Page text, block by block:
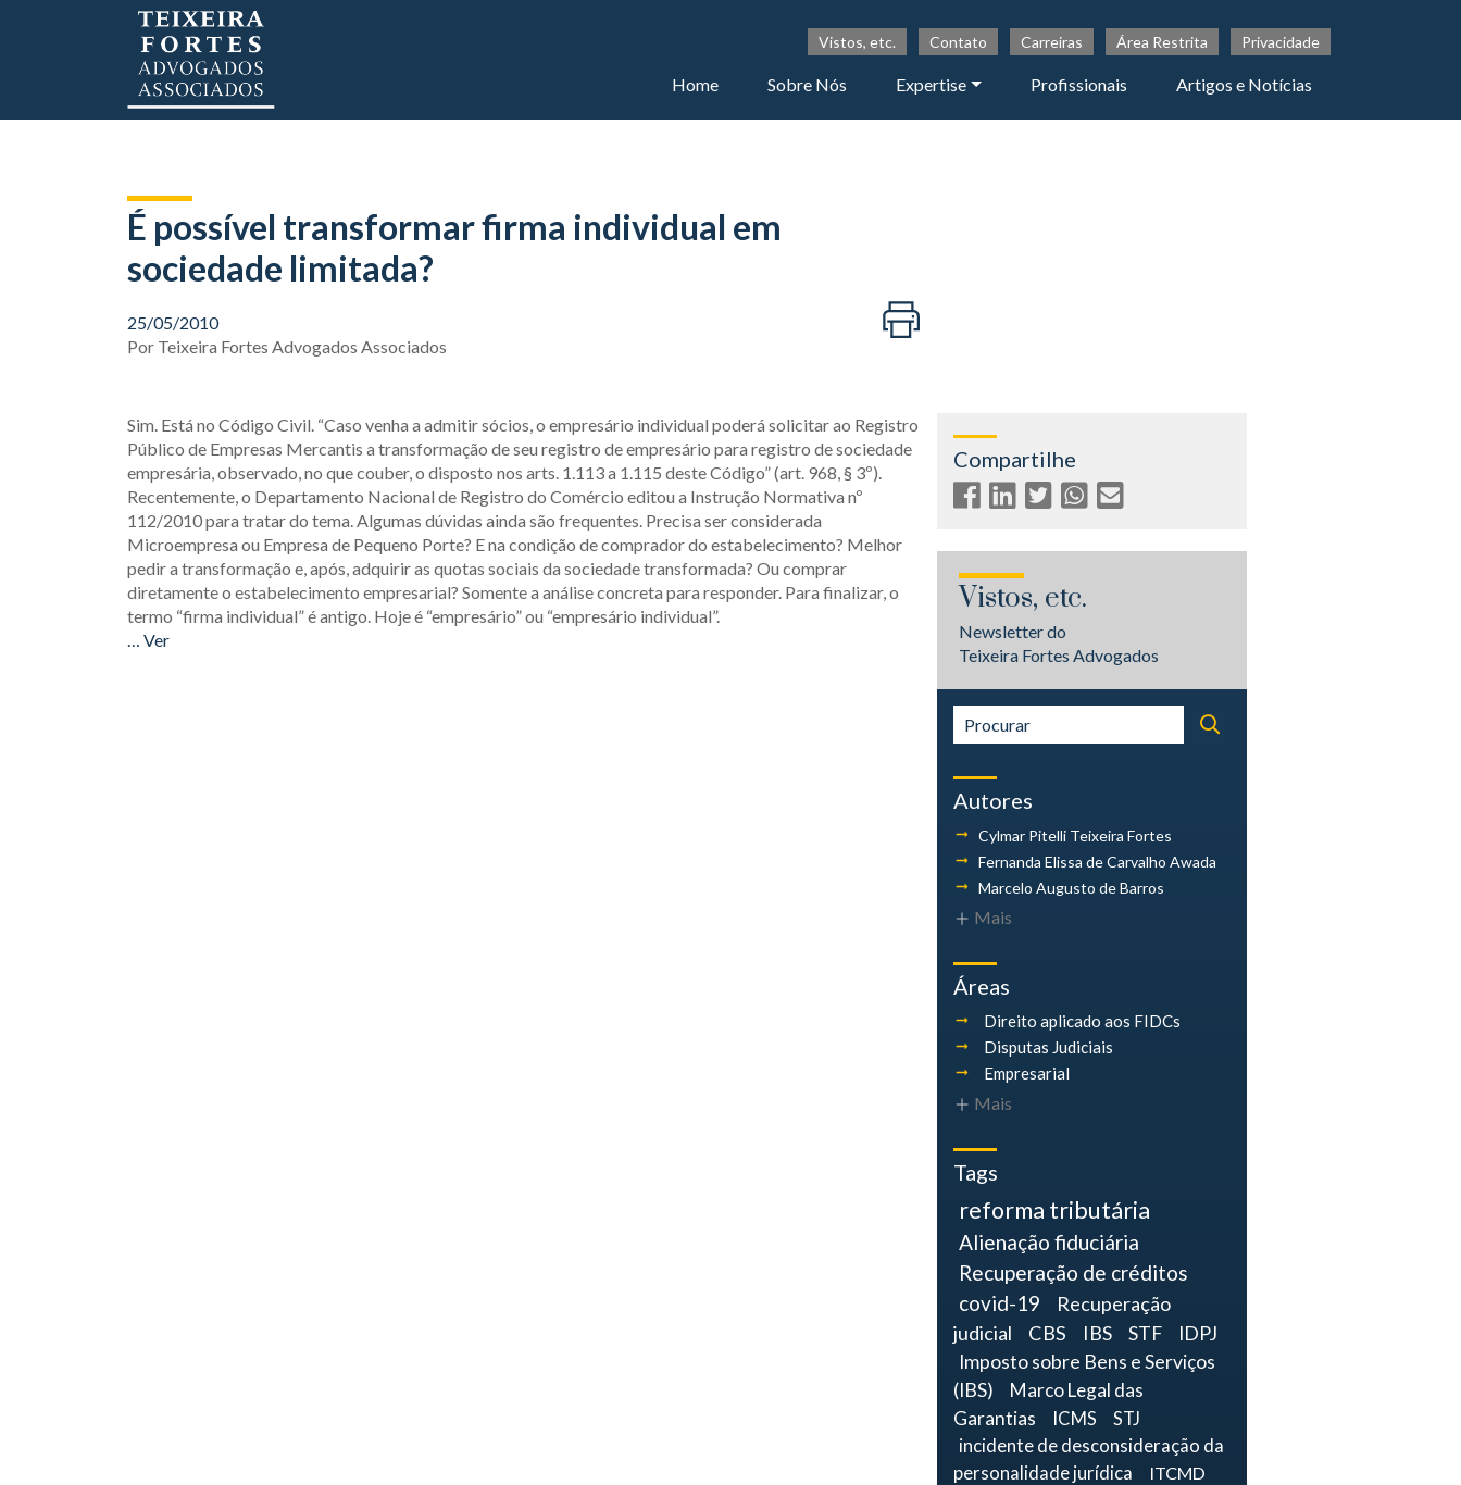
Vistos, etc. Contato Carreiras Área Restrita Privacidade
Home Sobre Nós Expertise Profissionais Artigos e Notícias
É possível transformar firma individual em
sociedade limitada?
25/05/2010
Por Teixeira Fortes Advogados Associados
Sim. Está no Código Civil. “Caso venha a admitir sócios, o empresário individual poderá solicitar ao Registro
Público de Empresas Mercantis a transformação de seu registro de empresário para registro de sociedade
empresária, observado, no que couber, o disposto nos arts. 1.113 a 1.115 deste Código” (art. 968, § 3º).
Recentemente, o Departamento Nacional de Registro do Comércio editou a Instrução Normativa nº
112/2010 para tratar do tema. Algumas dúvidas ainda são frequentes. Precisa ser considerada
Microempresa ou Empresa de Pequeno Porte? E na condição de comprador do estabelecimento? Melhor
pedir a transformação e, após, adquirir as quotas sociais da sociedade transformada? Ou comprar
diretamente o estabelecimento empresarial? Somente a análise concreta para responder. Para finalizar, o
termo “firma individual” é antigo. Hoje é “empresário” ou “empresário individual”.
… Ver
Compartilhe
Vistos, etc.
Newsletter do
Teixeira Fortes Advogados
Autores
Cylmar Pitelli Teixeira Fortes
Fernanda Elissa de Carvalho Awada
Marcelo Augusto de Barros
Mais
Áreas
Direito aplicado aos FIDCs
Disputas Judiciais
Empresarial
Mais
Tags
reforma tributária
Alienação fiduciária
Recuperação de créditos
covid-19
Recuperação
judicial
CBS IBS STF
IDPJ
Imposto sobre Bens e Serviços
(IBS)
Marco Legal das
Garantias
ICMS
STJ
incidente de desconsideração da
personalidade jurídica
ITCMD